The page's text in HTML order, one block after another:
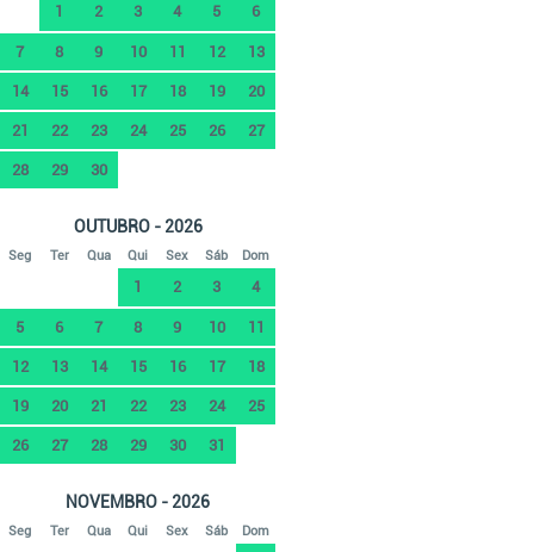
1 2 3 4 5 6
7 8 9 10 11 12 13
14 15 16 17 18 19 20
21 22 23 24 25 26 27
28 29 30
OUTUBRO - 2026
Seg Ter Qua Qui Sex Sáb Dom
1 2 3 4
5 6 7 8 9 10 11
12 13 14 15 16 17 18
19 20 21 22 23 24 25
26 27 28 29 30 31
NOVEMBRO - 2026
Seg Ter Qua Qui Sex Sáb Dom